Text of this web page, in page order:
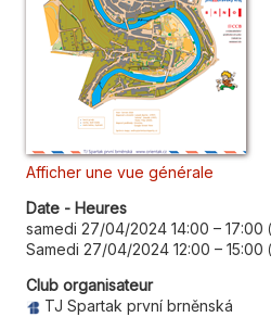
Afficher une vue générale
Date - Heures
samedi 27/04/2024 14:00 – 17:00
Samedi 27/04/2024 12:00 – 15:00
Club organisateur
TJ Spartak první brněnská